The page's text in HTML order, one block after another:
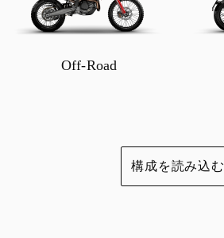
Off-Road
構成を読み込む